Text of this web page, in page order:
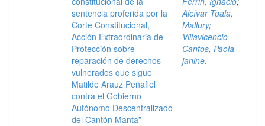
sentencia proferida por la
Corte Constitucional,
Acción Extraordinaria de
Protección sobre
reparación de derechos
vulnerados que sigue
Matilde Arauz Peñafiel
contra el Gobierno
Autónomo Descentralizado
del Cantón Manta”
Alcívar Toala,
Mallury;
Villavicencio
Cantos, Paola
janine.